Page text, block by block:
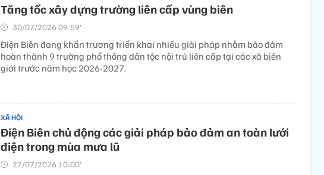
Tăng tốc xây dựng trường liên cấp vùng biên
30/07/2026 09:59’
Điện Biên đang khẩn trương triển khai nhiều giải pháp nhằm bảo đảm
hoàn thành 9 trường phổ thông dân tộc nội trú liên cấp tại các xã biên
giới trước năm học 2026-2027.
XÃ HỘI
Điện Biên chủ động các giải pháp bảo đảm an toàn lưới
điện trong mùa mưa lũ
27/07/2026 10:00’